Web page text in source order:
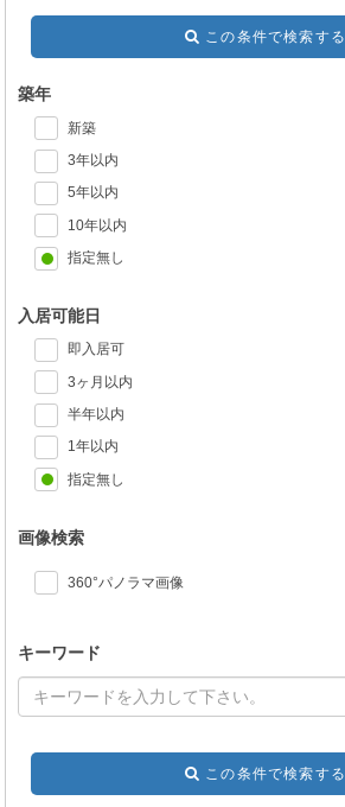
この条件で検索する
築年
新築
3年以内
5年以内
10年以内
指定無し
入居可能日
即入居可
3ヶ月以内
半年以内
1年以内
指定無し
画像検索
360°パノラマ画像
キーワード
この条件で検索する